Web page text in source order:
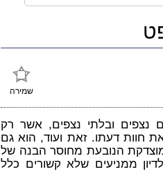
שמירה
נצפים ובלתי נצפים, אשר רק
חוות דעתו. זאת ועוד, הוא גם
מוצדקת הנובעת מחוסר הבנה של
ממניעים שלא קשורים כלל